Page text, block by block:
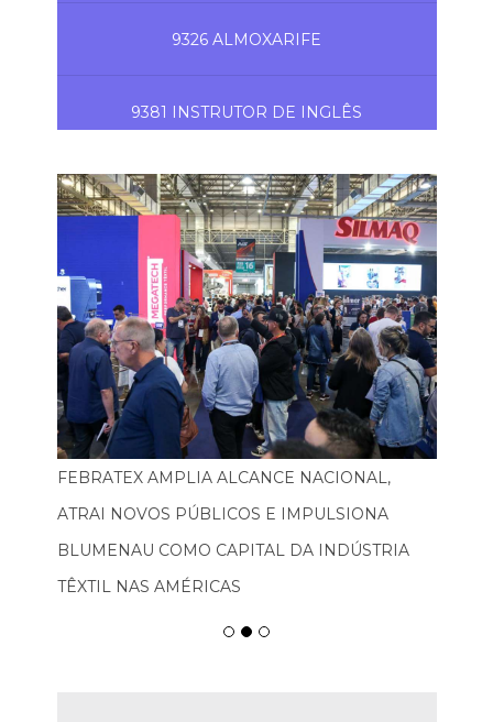
9326 ALMOXARIFE
9381 INSTRUTOR DE INGLÊS
FEBRATEX AMPLIA ALCANCE NACIONAL,
ATRAI NOVOS PÚBLICOS E IMPULSIONA
BLUMENAU COMO CAPITAL DA INDÚSTRIA
TÊXTIL NAS AMÉRICAS